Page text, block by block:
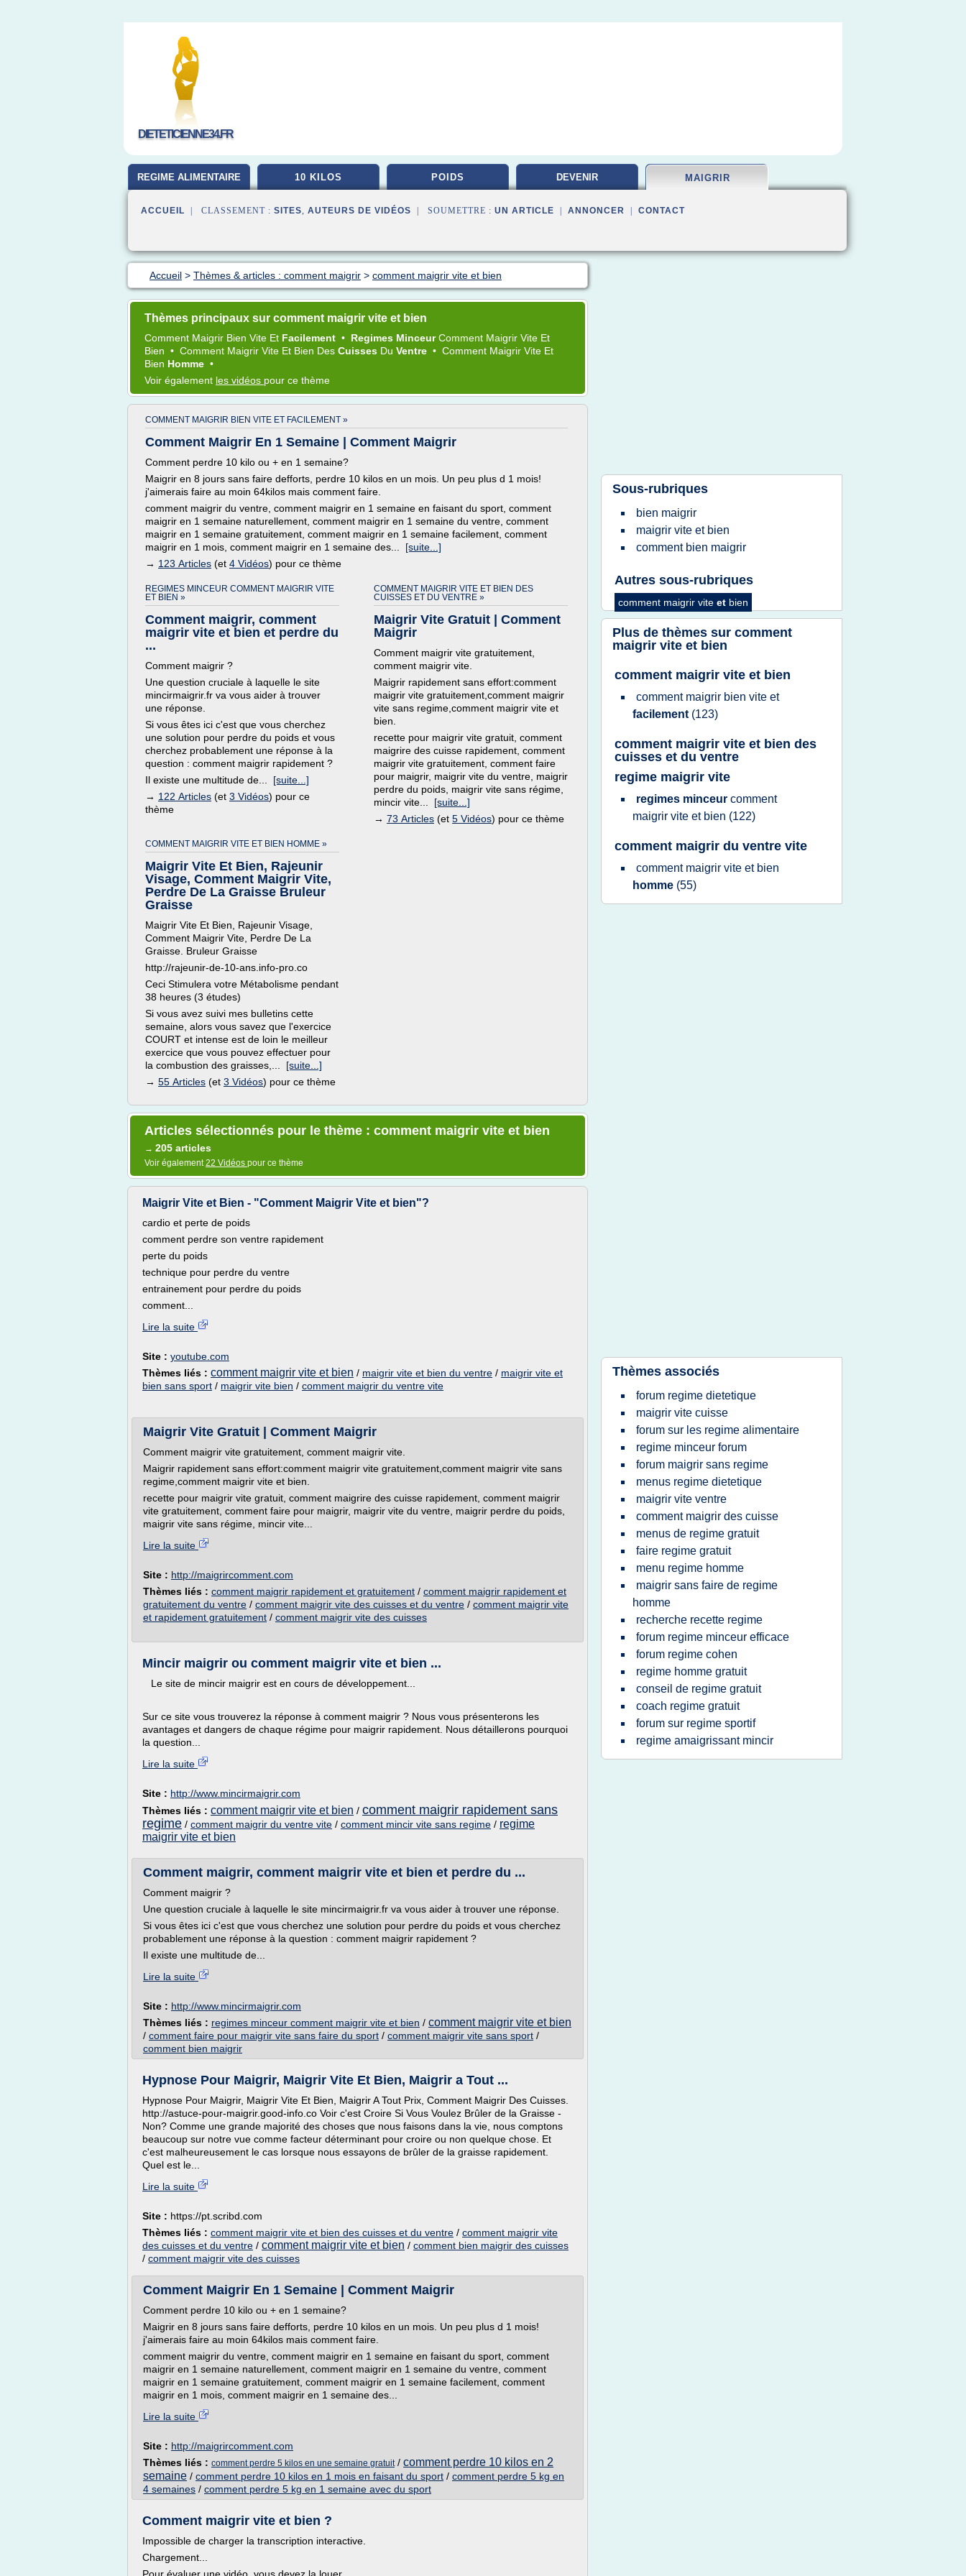
DIETETICIENNE34.FR
REGIME ALIMENTAIRE 10 KILOS POIDS DEVENIR MAIGRIR
ACCUEIL | CLASSEMENT : SITES, AUTEURS DE VIDÉOS | SOUMETTRE : UN ARTICLE ANNONCER CONTACT
Accueil > Thèmes & articles : comment maigrir > comment maigrir vite et bien
Thèmes principaux sur comment maigrir vite et bien
Comment Maigrir Bien Vite Et Facilement • Regimes MinceurComment Maigrir Vite Et
Bien • Comment Maigrir Vite Et Bien Des Cuisses Du Ventre • Comment Maigrir Vite Et
Bien Homme •
Voir également les vidéos pour ce thème
COMMENT MAIGRIR BIEN VITE ET FACILEMENT »
Comment Maigrir En 1 Semaine | Comment Maigrir
Comment perdre 10 kilo ou + en 1 semaine?
Maigrir en 8 jours sans faire defforts, perdre 10 kilos en un mois. Un peu plus d 1 mois!
j'aimerais faire au moin 64kilos mais comment faire.
comment maigrir du ventre, comment maigrir en 1 semaine en faisant du sport, comment
maigrir en 1 semaine naturellement, comment maigrir en 1 semaine du ventre, comment
maigrir en 1 semaine gratuitement, comment maigrir en 1 semaine facilement, comment
maigrir en 1 mois, comment maigrir en 1 semaine des... [suite...]
→ 123 Articles (et 4 Vidéos) pour ce thème
REGIMES MINCEUR COMMENT MAIGRIR VITE
ET BIEN »
Comment maigrir, comment
maigrir vite et bien et perdre du
...
Comment maigrir ?
Une question cruciale à laquelle le site
mincirmaigrir.fr va vous aider à trouver
une réponse.
Si vous êtes ici c'est que vous cherchez
une solution pour perdre du poids et vous
cherchez probablement une réponse à la
question : comment maigrir rapidement ?
Il existe une multitude de... [suite...]
→ 122 Articles (et 3 Vidéos) pour ce
thème
COMMENT MAIGRIR VITE ET BIEN DES
CUISSES ET DU VENTRE »
Maigrir Vite Gratuit | Comment
Maigrir
Comment maigrir vite gratuitement,
comment maigrir vite.
Maigrir rapidement sans effort:comment
maigrir vite gratuitement,comment maigrir
vite sans regime,comment maigrir vite et
bien.
recette pour maigrir vite gratuit, comment
maigrire des cuisse rapidement, comment
maigrir vite gratuitement, comment faire
pour maigrir, maigrir vite du ventre, maigrir
perdre du poids, maigrir vite sans régime,
mincir vite... [suite...]
→ 73 Articles (et 5 Vidéos) pour ce thème
COMMENT MAIGRIR VITE ET BIEN HOMME »
Maigrir Vite Et Bien, Rajeunir
Visage, Comment Maigrir Vite,
Perdre De La Graisse Bruleur
Graisse
Maigrir Vite Et Bien, Rajeunir Visage,
Comment Maigrir Vite, Perdre De La
Graisse. Bruleur Graisse
http://rajeunir-de-10-ans.info-pro.co
Ceci Stimulera votre Métabolisme pendant
38 heures (3 études)
Si vous avez suivi mes bulletins cette
semaine, alors vous savez que l'exercice
COURT et intense est de loin le meilleur
exercice que vous pouvez effectuer pour
la combustion des graisses,... [suite...]
→ 55 Articles (et 3 Vidéos) pour ce thème
Articles sélectionnés pour le thème : comment maigrir vite et bien
→ 205 articles
Voir également22 Vidéos pour ce thème
Maigrir Vite et Bien - "Comment Maigrir Vite et bien"?
cardio et perte de poids
comment perdre son ventre rapidement
perte du poids
technique pour perdre du ventre
entrainement pour perdre du poids
comment...
Lire la suite
Site : youtube.com
Thèmes liés : comment maigrir vite et bien / maigrir vite et bien du ventre / maigrir vite et
bien sans sport / maigrir vite bien / comment maigrir du ventre vite
Maigrir Vite Gratuit | Comment Maigrir
Comment maigrir vite gratuitement, comment maigrir vite.
Maigrir rapidement sans effort:comment maigrir vite gratuitement,comment maigrir vite sans
regime,comment maigrir vite et bien.
recette pour maigrir vite gratuit, comment maigrire des cuisse rapidement, comment maigrir
vite gratuitement, comment faire pour maigrir, maigrir vite du ventre, maigrir perdre du poids,
maigrir vite sans régime, mincir vite...
Lire la suite
Site : http://maigrircomment.com
Thèmes liés : comment maigrir rapidement et gratuitement / comment maigrir rapidement et
gratuitement du ventre / comment maigrir vite des cuisses et du ventre / comment maigrir vite
et rapidement gratuitement / comment maigrir vite des cuisses
Mincir maigrir ou comment maigrir vite et bien ...
Le site de mincir maigrir est en cours de développement...
Sur ce site vous trouverez la réponse à comment maigrir ? Nous vous présenterons les
avantages et dangers de chaque régime pour maigrir rapidement. Nous détaillerons pourquoi
la question...
Lire la suite
Site : http://www.mincirmaigrir.com
Thèmes liés : comment maigrir vite et bien / comment maigrir rapidement sans
regime / comment maigrir du ventre vite / comment mincir vite sans regime / regime
maigrir vite et bien
Comment maigrir, comment maigrir vite et bien et perdre du ...
Comment maigrir ?
Une question cruciale à laquelle le site mincirmaigrir.fr va vous aider à trouver une réponse.
Si vous êtes ici c'est que vous cherchez une solution pour perdre du poids et vous cherchez
probablement une réponse à la question : comment maigrir rapidement ?
Il existe une multitude de...
Lire la suite
Site : http://www.mincirmaigrir.com
Thèmes liés : regimes minceur comment maigrir vite et bien / comment maigrir vite et bien
/ comment faire pour maigrir vite sans faire du sport / comment maigrir vite sans sport /
comment bien maigrir
Hypnose Pour Maigrir, Maigrir Vite Et Bien, Maigrir a Tout ...
Hypnose Pour Maigrir, Maigrir Vite Et Bien, Maigrir A Tout Prix, Comment Maigrir Des Cuisses.
http://astuce-pour-maigrir.good-info.co Voir c'est Croire Si Vous Voulez Brûler de la Graisse -
Non? Comme une grande majorité des choses que nous faisons dans la vie, nous comptons
beaucoup sur notre vue comme facteur déterminant pour croire ou non quelque chose. Et
c'est malheureusement le cas lorsque nous essayons de brûler de la graisse rapidement.
Quel est le...
Lire la suite
Site : https://pt.scribd.com
Thèmes liés : comment maigrir vite et bien des cuisses et du ventre / comment maigrir vite
des cuisses et du ventre / comment maigrir vite et bien / comment bien maigrir des cuisses
/ comment maigrir vite des cuisses
Comment Maigrir En 1 Semaine | Comment Maigrir
Comment perdre 10 kilo ou + en 1 semaine?
Maigrir en 8 jours sans faire defforts, perdre 10 kilos en un mois. Un peu plus d 1 mois!
j'aimerais faire au moin 64kilos mais comment faire.
comment maigrir du ventre, comment maigrir en 1 semaine en faisant du sport, comment
maigrir en 1 semaine naturellement, comment maigrir en 1 semaine du ventre, comment
maigrir en 1 semaine gratuitement, comment maigrir en 1 semaine facilement, comment
maigrir en 1 mois, comment maigrir en 1 semaine des...
Lire la suite
Site : http://maigrircomment.com
Thèmes liés : comment perdre 5 kilos en une semaine gratuit/ comment perdre 10 kilos en 2
semaine / comment perdre 10 kilos en 1 mois en faisant du sport / comment perdre 5 kg en
4 semaines / comment perdre 5 kg en 1 semaine avec du sport
Comment maigrir vite et bien ?
Impossible de charger la transcription interactive.
Chargement...
Sous-rubriques
bien maigrir
maigrir vite et bien
comment bien maigrir
Autres sous-rubriques
comment maigrir vite et bien
Plus de thèmes sur comment
maigrir vite et bien
comment maigrir vite et bien
comment maigrir bien vite et
facilement (123)
comment maigrir vite et bien des
cuisses et du ventre
regime maigrir vite
regimes minceur comment
maigrir vite et bien (122)
comment maigrir du ventre vite
comment maigrir vite et bien
homme (55)
Thèmes associés
forum regime dietetique
maigrir vite cuisse
forum sur les regime alimentaire
regime minceur forum
forum maigrir sans regime
menus regime dietetique
maigrir vite ventre
comment maigrir des cuisse
menus de regime gratuit
faire regime gratuit
menu regime homme
maigrir sans faire de regime
homme
recherche recette regime
forum regime minceur efficace
forum regime cohen
regime homme gratuit
conseil de regime gratuit
coach regime gratuit
forum sur regime sportif
regime amaigrissant mincir